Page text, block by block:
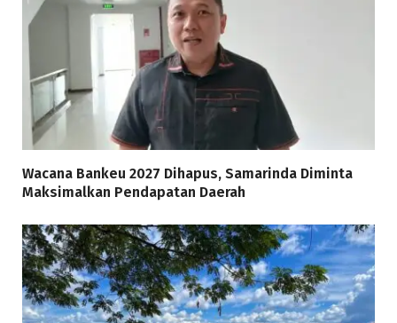
Wacana Bankeu 2027 Dihapus, Samarinda Diminta
Maksimalkan Pendapatan Daerah